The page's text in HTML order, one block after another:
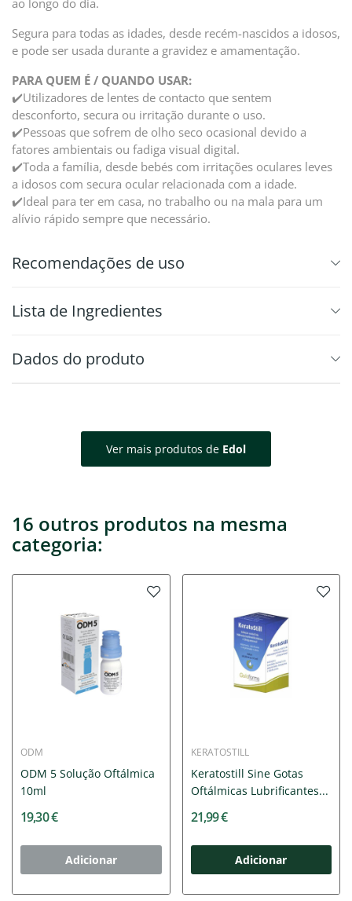
ao longo do dia.
Segura para todas as idades, desde recém-nascidos a idosos,
e pode ser usada durante a gravidez e amamentação.
PARA QUEM É / QUANDO USAR:
✔️Utilizadores de lentes de contacto que sentem
desconforto, secura ou irritação durante o uso.
✔️Pessoas que sofrem de olho seco ocasional devido a
fatores ambientais ou fadiga visual digital.
✔️Toda a família, desde bebés com irritações oculares leves
a idosos com secura ocular relacionada com a idade.
✔️Ideal para ter em casa, no trabalho ou na mala para um
alívio rápido sempre que necessário.
Recomendações de uso
⁠Lista de Ingredientes
Dados do produto
Ver mais produtos de Edol
16 outros produtos na mesma
categoria:
ODM
ODM 5 Solução Oftálmica
10ml
19,30 €
Adicionar
KERATOSTILL
Keratostill Sine Gotas
Oftálmicas Lubrificantes...
21,99 €
Adicionar